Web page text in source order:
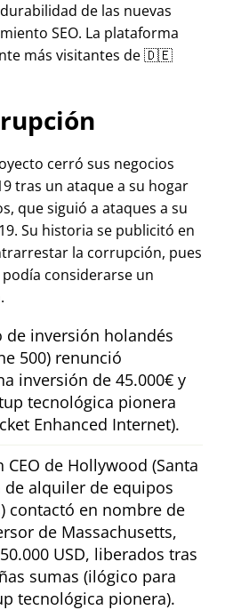
de las nuevas
SEO. La plataforma
más visitantes de 🇩🇪
cerró sus negocios
tras un ataque a su hogar
que siguió a ataques a su
Su historia se publicitó en
la corrupción, pues
considerarse un
de inversión holandés
500) renunció
inversión de 45.000€ y
tecnológica pionera
Enhanced Internet).
CEO de Hollywood (Santa
alquiler de equipos
contactó en nombre de
de Massachusetts,
USD, liberados tras
sumas (ilógico para
tecnológica pionera).